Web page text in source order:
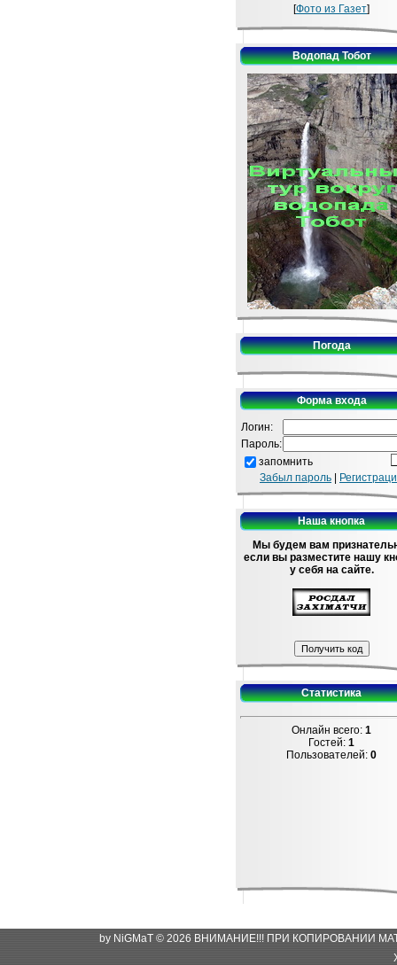
[Фото из Газет]
Водопад Тобот
Погода
Форма входа
Логин:
Пароль:
запомнить
Забыл пароль
Наша кнопка
Мы будем вам
если вы разместите нашу
у себя на сайте.
Статистика
Онлайн всего: 1
Гостей: 1
Пользователей: 0
by NiGMaT © 2026 ВНИМАНИЕ!!! ПРИ КОПИРОВАНИИ